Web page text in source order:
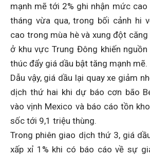
mạnh mẽ tới 2% ghi nhận mức
tháng vừa qua, trong bối cảnh hi
cao trong mùa hè và xung đột
ở khu vực Trung Đông khiến
thúc đẩy giá dầu bật tăng mạnh mẽ.
Dẫu vậy, giá dầu lại quay xe giảm
dịch thứ hai khi dự báo cơn bão
vào vịnh Mexico và báo cáo tồn
sốc tới 9,1 triệu thùng.
Trong phiên giao dịch thứ 3, giá
xấp xỉ 1% khi có báo cáo về sự